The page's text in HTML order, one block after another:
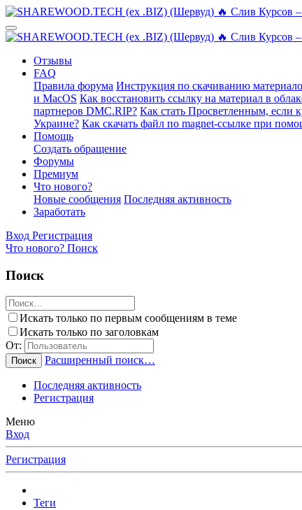
Отзывы
FAQ
Правила форума Инструкция по скачиванию
и MacOS Как восстановить ссылку на материал в
партнеров DMC.RIP? Как стать Просветленным, если
Украине? Как скачать файл по magnet-ссылке при
Помощь
Создать обращение
Форумы
Премиум
Что нового?
Новые сообщения Последняя активность
Заработать
Вход Регистрация
Что нового? Поиск
Поиск
Искать только по первым сообщениям в теме
Искать только по заголовкам
От:
Поиск Расширенный поиск…
Последняя активность
Регистрация
Меню
Вход
Регистрация
Теги